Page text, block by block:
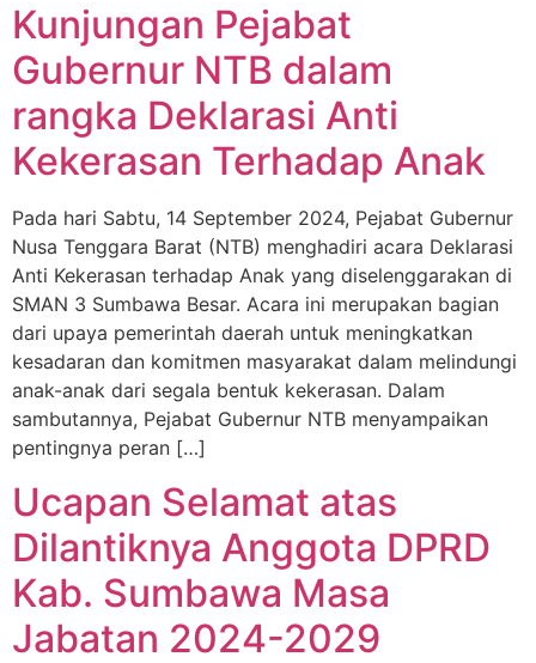
Kunjungan Pejabat
Gubernur NTB dalam
rangka Deklarasi Anti
Kekerasan Terhadap Anak
Pada hari Sabtu, 14 September 2024, Pejabat Gubernur
Nusa Tenggara Barat (NTB) menghadiri acara Deklarasi
Anti Kekerasan terhadap Anak yang diselenggarakan di
SMAN 3 Sumbawa Besar. Acara ini merupakan bagian
dari upaya pemerintah daerah untuk meningkatkan
kesadaran dan komitmen masyarakat dalam melindungi
anak-anak dari segala bentuk kekerasan. Dalam
sambutannya, Pejabat Gubernur NTB menyampaikan
pentingnya peran […]
Ucapan Selamat atas
Dilantiknya Anggota DPRD
Kab. Sumbawa Masa
Jabatan 2024-2029